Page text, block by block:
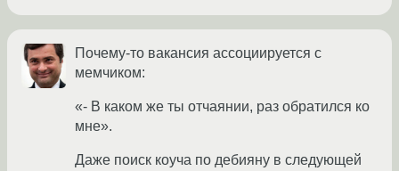
Почему-то вакансия ассоциируется с
мемчиком:
«- В каком же ты отчаянии, раз обратился ко
мне».
Даже поиск коуча по дебияну в следующей